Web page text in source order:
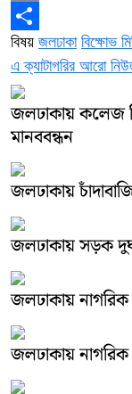
Copy
Link
Share
বিষয় জলঢাকা বিক্ষোভ
এ ক্যাটাগরির আরো
জলঢাকায় কলেজ
মানববন্ধন
জলঢাকায়
জলঢাকায় সড়ক
জলঢাকায় নাগরিক
জলঢাকায় নাগরিক